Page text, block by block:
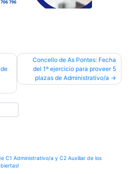
Concello de As Pontes: Fecha
del 1º ejercicio para proveer 5
plazas de Administrativo/a
C1 Administrativo/a y C2 Auxiliar de los